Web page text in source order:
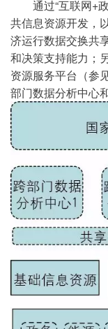
通过“互联网+
共信息资源开发，
济运行数据交换共
和决策支持能力；
资源服务平台（参
部门数据分析中心